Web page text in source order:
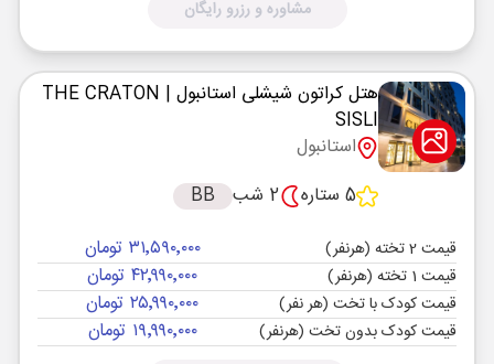
مشاوره و رزرو رایگان
هتل کراتون شیشلی استانبول | THE CRATON
SISLI
استانبول
5 ستاره
2 شب BB
قیمت 2 تخته (هرنفر) ۳۱٬۵۹۰٬۰۰۰ تومان
قیمت 1 تخته (هرنفر) ۴۲٬۹۹۰٬۰۰۰ تومان
قیمت کودک با تخت (هر نفر) ۲۵٬۹۹۰٬۰۰۰ تومان
قیمت کودک بدون تخت (هرنفر) ۱۹٬۹۹۰٬۰۰۰ تومان